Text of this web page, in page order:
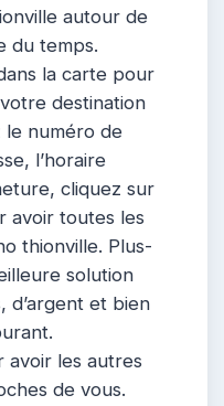
autour de
du temps.
la carte pour
destination
le numéro de
l’horaire
cliquez sur
avoir toutes les
thionville. Plus-
solution
d’argent et bien
avoir les autres
de vous.